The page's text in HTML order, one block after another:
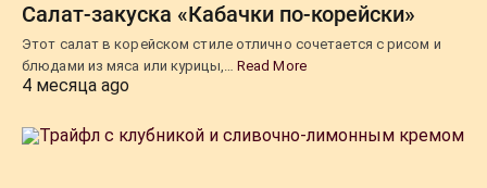
Салат-закуска «Кабачки по-корейски»
Этот салат в корейском стиле отлично сочетается с рисом и
блюдами из мяса или курицы,… Read More
4 месяца ago